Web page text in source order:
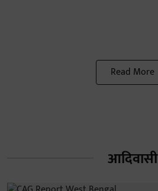
Read More
आदिवासी